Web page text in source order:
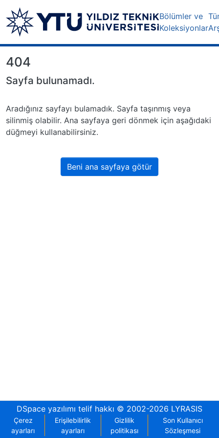
Bölümler ve
Koleksiyonlar
404
Sayfa bulunamadı.
Aradığınız sayfayı bulamadık. Sayfa taşınmış veya
silinmiş olabilir. Ana sayfaya geri dönmek için aşağıdaki
düğmeyi kullanabilirsiniz.
Beni ana sayfaya götür
DSpace yazılımı telif hakkı © 2002-2026 LYRASIS
Çerez
ayarları
Erişilebilirlik
ayarları
Gizlilik
politikası
Son Kullanıcı
Sözleşmesi